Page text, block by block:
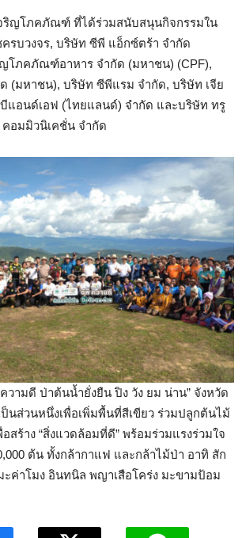
จริญโภคภัณฑ์ ที่ได้ร่วมสนับสนุนกิจกรรมใน
รบวงจร, บริษัท ซีพี แอ็กซ์ตร้า จำกัด
โภคภัณฑ์อาหาร จำกัด (มหาชน) (CPF),
(มหาชน), บริษัท ซีพีแรม จำกัด, บริษัท เจีย
แอนด์เอฟ (ไทยแลนด์) จำกัด และบริษัท ทรู
คอมมิวนิเคชั่น จำกัด
วามดี ป่าต้นน้ำยั่งยืน ปิง วัง ยม น่าน” จังหวัด
นส่วนหนึ่งเพื่อเพิ่มพื้นที่สีเขียว ร่วมปลูกต้นไม้
สร้าง “สิ่งแวดล้อมที่ดี” พร้อมร่วมแรงร่วมใจ
ต้น ทั้งกล้ากาแฟ และกล้าไม้ป่า อาทิ สัก
ะค่าโมง อินทนิล พญาเสือโคร่ง มะขามป้อม